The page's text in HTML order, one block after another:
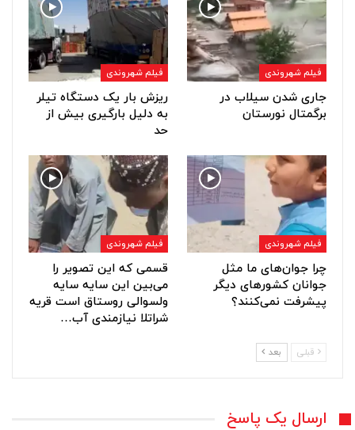
فیلم شهروندی
جاری شدن سیلاب در
برگمتال نورستان
فیلم شهروندی
ریزش بار یک دستگاه تیلر
به دلیل بارگیری بیش از
حد
فیلم شهروندی
چرا جوان‌های ما مثل
جوانان کشورهای دیگر
پیشرفت نمی‌کنند؟
فیلم شهروندی
قسمی که این تصویر را
می‌بین این سایه سایه
ولسوالی روستاق است قریه
شراتلا نیازمندی آب…
قبلی بعد
ارسال یک پاسخ